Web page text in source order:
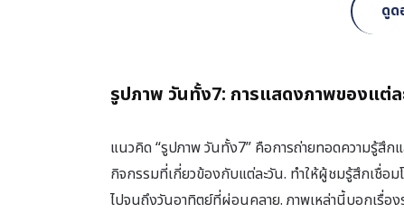
ดูด
รูปภาพ วันทั้ง7: การแสดงภาพของแต่ล
แนวคิด “รูปภาพ วันทั้ง7” คือการถ่ายทอดความรู้สึ
กิจกรรมที่เกี่ยวข้องกับแต่ละวัน. ทำให้ผู้ชมรู้สึกเชื่อ
ไปจนถึงวันอาทิตย์ที่ผ่อนคลาย. ภาพเหล่านี้บอกเรื่